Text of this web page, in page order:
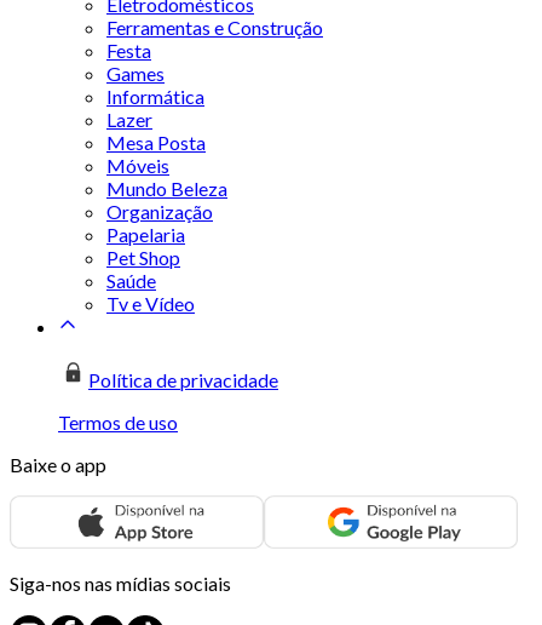
Ferramentas e Construção
Festa
Games
Informática
Lazer
Mesa Posta
Móveis
Mundo Beleza
Organização
Papelaria
Pet Shop
Saúde
Tv e Vídeo
Política de privacidade
Termos de uso
Baixe o app
Siga-nos nas mídias sociais